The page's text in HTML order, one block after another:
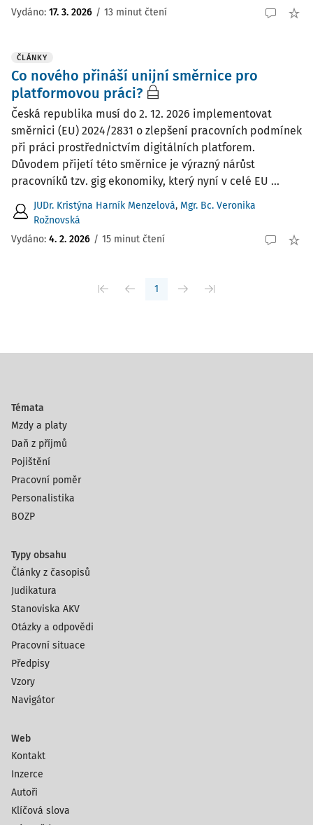
Vydáno: 17. 3. 2026 / 13 minut čtení
ČLÁNKY
Co nového přináší unijní směrnice pro
platformovou práci?
Česká republika musí do 2. 12. 2026 implementovat
směrnici (EU) 2024/2831 o zlepšení pracovních podmínek
při práci prostřednictvím digitálních platforem.
Důvodem přijetí této směrnice je výrazný nárůst
pracovníků tzv. gig ekonomiky, který nyní v celé EU ...
JUDr. Kristýna Harník Menzelová, Mgr. Bc. Veronika
Rožnovská
Vydáno: 4. 2. 2026 / 15 minut čtení
1
Témata
Mzdy a platy
Daň z příjmů
Pojištění
Pracovní poměr
Personalistika
BOZP
Typy obsahu
Články z časopisů
Judikatura
Stanoviska AKV
Otázky a odpovědi
Pracovní situace
Předpisy
Vzory
Navigátor
Web
Kontakt
Inzerce
Autoři
Klíčová slova